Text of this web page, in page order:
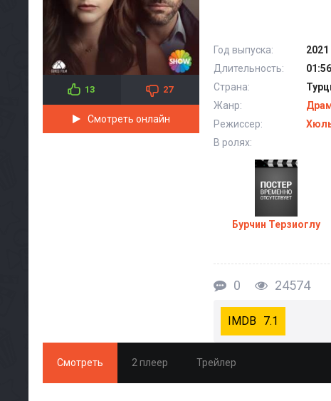
13 27
Смотреть онлайн
Год выпуска:
2021
Длительность:
Страна:
Жанр:
Режиссер:
В ролях:
Бурчин Терзиоглу
0 24574
7.1
Смотреть 2 плеер Трейлер